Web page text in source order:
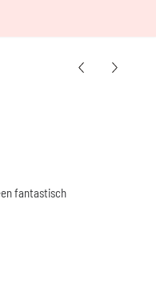
fantastisch